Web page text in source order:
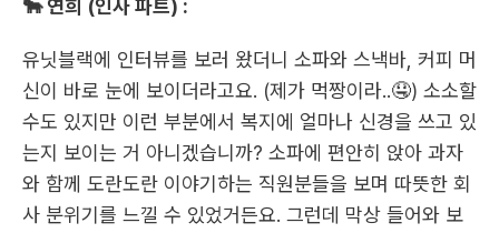
🐂 연희 (인사 파트) :
유닛블랙에 인터뷰를 보러 왔더니 소파와 스낵바, 커피 머
신이 바로 눈에 보이더라고요. (제가 먹짱이라..🤤) 소소할
수도 있지만 이런 부분에서 복지에 얼마나 신경을 쓰고 있
는지 보이는 거 아니겠습니까? 소파에 편안히 앉아 과자
와 함께 도란도란 이야기하는 직원분들을 보며 따뜻한 회
사 분위기를 느낄 수 있었거든요. 그런데 막상 들어와 보